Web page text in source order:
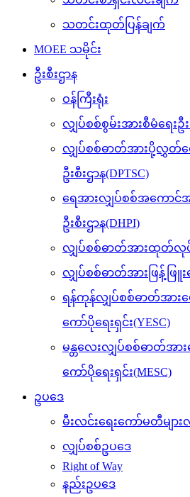
သတင်းထုတ်ပြန်ချက်
MOEE သမိုင်း
ဦးစီးဌာန
ဝန်ကြီးရုံး
လျှပ်စစ်စွမ်းအားစီမံရေးဦး
လျှပ်စစ်ဓာတ်အားပို့လွှတ်ရ
ဦးစီးဌာန(DPTSC)
ရေအားလျှပ်စစ်အကောင်
ဦးစီးဌာန(DHPI)
လျှပ်စစ်ဓာတ်အားထုတ်လုပ်
လျှပ်စစ်ဓာတ်အားဖြန့်ဖြူး
ရန်ကုန်လျှပ်စစ်ဓာတ်အားပ
ကော်ပိုရေးရှင်း(YESC)
မန္တလေးလျှပ်စစ်ဓာတ်အား
ကော်ပိုရေးရှင်း(MESC)
ဥပဒေ
မီးလင်းရေးကော်မတီမျ
လျှပ်စစ်ဥပဒေ
Right of Way
နည်းဥပဒေ